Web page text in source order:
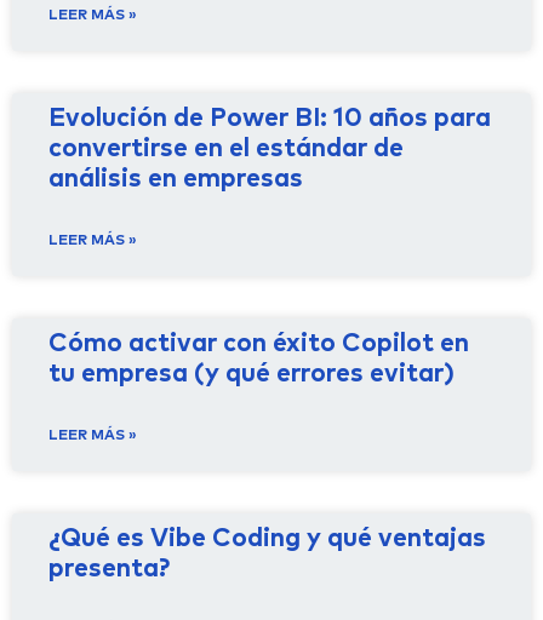
LEER MÁS »
Evolución de Power BI: 10 años para
convertirse en el estándar de
análisis en empresas
LEER MÁS »
Cómo activar con éxito Copilot en
tu empresa (y qué errores evitar)
LEER MÁS »
¿Qué es Vibe Coding y qué ventajas
presenta?